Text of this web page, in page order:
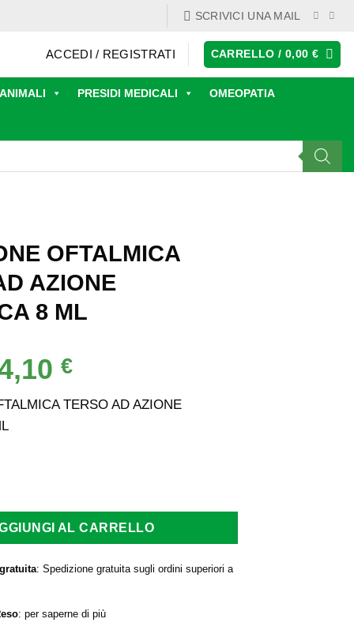
SCRIVICI UNA MAIL
ACCEDI / REGISTRATI CARRELLO /0,00€
ANIMALI PRESIDI MEDICALI OMEOPATIA
OFTALMICA
AZIONE
8 ML
€Il
attuale
TERSO AD AZIONE
AL CARRELLO
: Spedizione gratuita sugli ordini superiori a
: per saperne di più